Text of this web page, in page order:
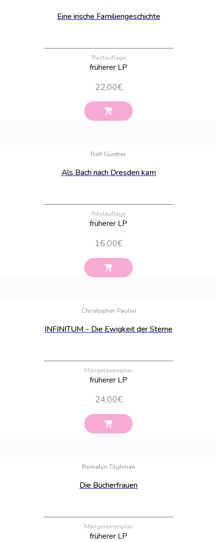
Eine irische Familiengeschichte
Restauflage
früherer LP
22,00€
Ralf Günther
Als Bach nach Dresden kam
Restauflage
früherer LP
16,00€
Christopher Paolini
INFINITUM - Die Ewigkeit der Sterne
Mängelexemplar
früherer LP
24,00€
Romalyn Tilghman
Die Bücherfrauen
Mängelexemplar
früherer LP